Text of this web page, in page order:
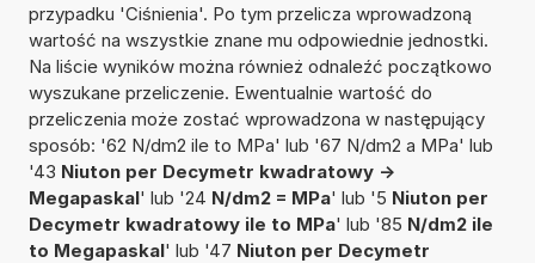
przypadku 'Ciśnienia'. Po tym przelicza wprowadzoną
wartość na wszystkie znane mu odpowiednie jednostki.
Na liście wyników można również odnaleźć początkowo
wyszukane przeliczenie. Ewentualnie wartość do
przeliczenia może zostać wprowadzona w następujący
sposób: '62 N/dm2 ile to MPa' lub '67 N/dm2 a MPa' lub
'43 Niuton per Decymetr kwadratowy ->
Megapaskal' lub '24 N/dm2 = MPa' lub '5 Niuton per
Decymetr kwadratowy ile to MPa' lub '85 N/dm2 ile
to Megapaskal' lub '47 Niuton per Decymetr